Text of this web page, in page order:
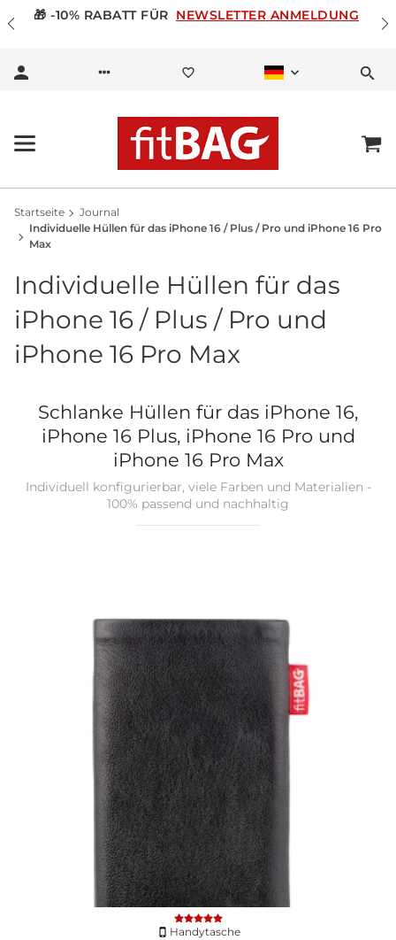
🎁 -10% RABATT FÜR NEWSLETTER ANMELDUNG
Startseite
Journal
Individuelle Hüllen für das iPhone 16 / Plus / Pro und iPhone 16 Pro
Max
Individuelle Hüllen für das
iPhone 16 / Plus / Pro und
iPhone 16 Pro Max
Schlanke Hüllen für das iPhone 16,
iPhone 16 Plus, iPhone 16 Pro und
iPhone 16 Pro Max
Individuell konfigurierbar, viele Farben und Materialien -
100% passend und nachhaltig
Handytasche